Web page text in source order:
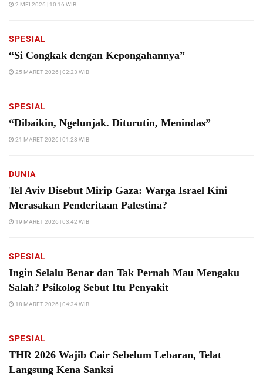
2 MEI 2026 | 10:16 WIB
SPESIAL
“Si Congkak dengan Kepongahannya”
25 MARET 2026 | 02:23 WIB
SPESIAL
“Dibaikin, Ngelunjak. Diturutin, Menindas”
21 MARET 2026 | 01:28 WIB
DUNIA
Tel Aviv Disebut Mirip Gaza: Warga Israel Kini
Merasakan Penderitaan Palestina?
19 MARET 2026 | 03:42 WIB
SPESIAL
Ingin Selalu Benar dan Tak Pernah Mau Mengaku
Salah? Psikolog Sebut Itu Penyakit
18 MARET 2026 | 04:34 WIB
SPESIAL
THR 2026 Wajib Cair Sebelum Lebaran, Telat
Langsung Kena Sanksi